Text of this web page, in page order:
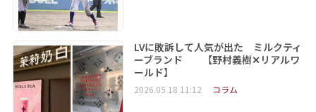
LVに敗訴して人気が出た ミルクティ
ーブランド 【野村義樹✕リアルワ
ールド】
2026.05.18 11:12 コラム